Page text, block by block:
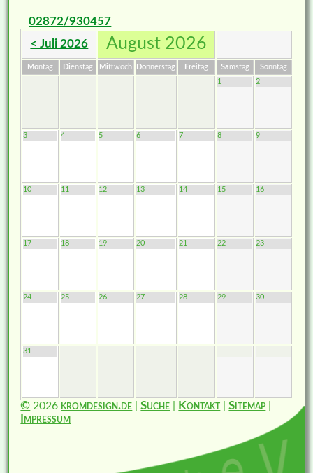
02872/930457
< Juli 2026 August 2026
Montag Dienstag Mittwoch Donnerstag Freitag Samstag Sonntag
1
2
3 4 5 6 7 8 9
10 11 12 13 14 15 16
17 18 19 20 21 22 23
24 25 26 27 28 29 30
31
© 2026 kromdesign.de |Suche Kontakt |Sitemap
Impressum